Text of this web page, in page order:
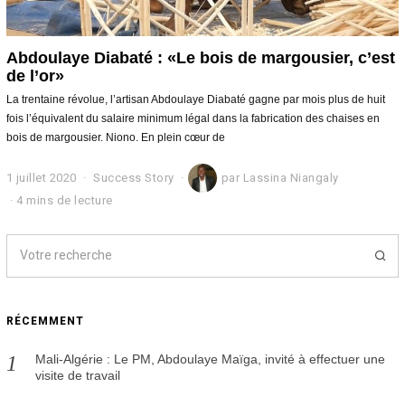
Abdoulaye Diabaté : «Le bois de margousier, c’est
de l’or»
La trentaine révolue, l’artisan Abdoulaye Diabaté gagne par mois plus de huit
fois l’équivalent du salaire minimum légal dans la fabrication des chaises en
bois de margousier. Niono. En plein cœur de
1 juillet 2020
j
u
l
e
0
0
Success Story par Lassina Niangaly
4 mins de lecture
RÉCEMMENT
Mali-Algérie : Le PM, Abdoulaye Maïga, invité à effectuer une
visite de travail